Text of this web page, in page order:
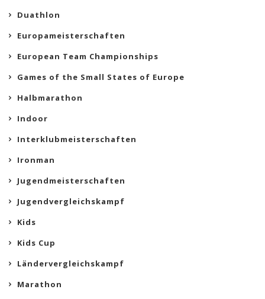
Duathlon
Europameisterschaften
European Team Championships
Games of the Small States of Europe
Halbmarathon
Indoor
Interklubmeisterschaften
Ironman
Jugendmeisterschaften
Jugendvergleichskampf
Kids
Kids Cup
Ländervergleichskampf
Marathon